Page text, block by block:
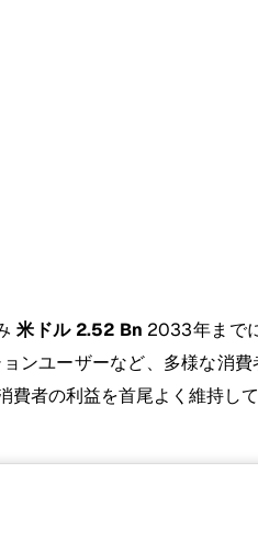
米ドル 2.52 Bn 2033年まで
ユーザーなど、多様な消
者の利益を首尾よく維持し